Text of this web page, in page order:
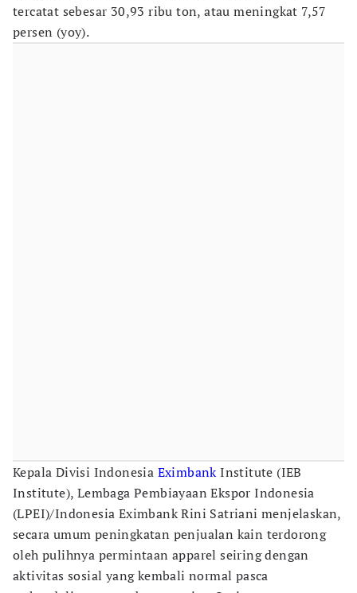
tercatat sebesar 30,93 ribu ton, atau meningkat 7,57
persen (yoy).
Kepala Divisi Indonesia EximbankInstitute (IEB
Institute), Lembaga Pembiayaan Ekspor Indonesia
(LPEI)/Indonesia Eximbank Rini Satriani menjelaskan,
secara umum peningkatan penjualan kain terdorong
oleh pulihnya permintaan apparel seiring dengan
aktivitas sosial yang kembali normal pasca